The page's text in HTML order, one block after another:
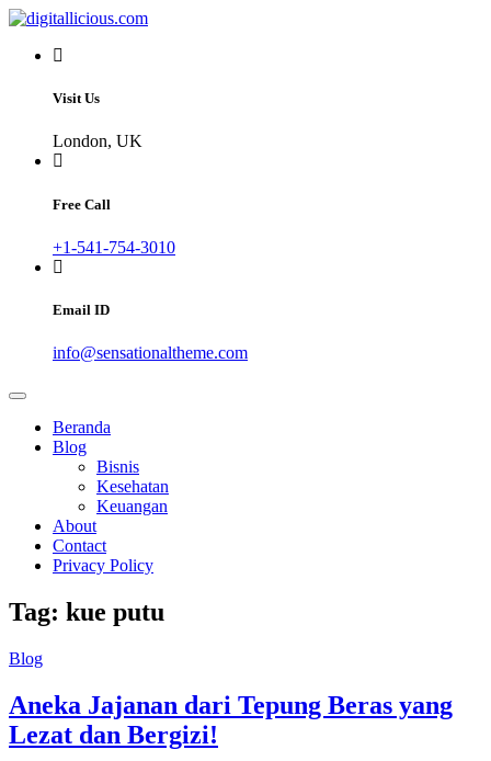
Skip
content
digitallicious.com
Sharing Digital Information
Visit Us
London, UK
Free Call
+1-541-754-3010
Email ID
info@sensationaltheme.com
Beranda
Blog
Bisnis
Kesehatan
Keuangan
About
Contact
Privacy Policy
Tag: kue putu
Blog
Aneka Jajanan dari Tepung Beras yang
Lezat dan Bergizi!